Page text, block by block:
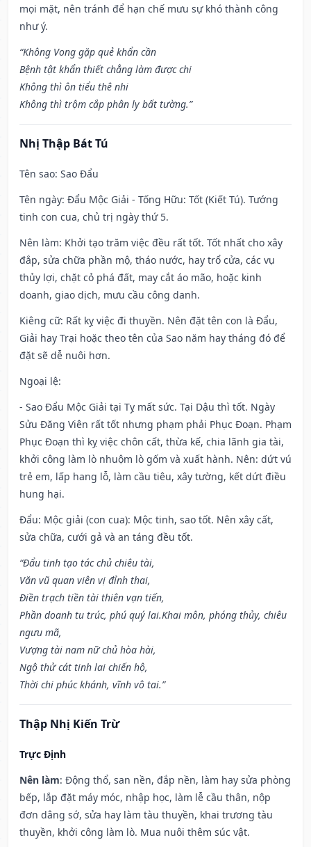
mọi mặt, nên tránh để hạn chế mưu sự khó thành công
như ý.
“Không Vong gặp quẻ khẩn cần
Bệnh tật khẩn thiết chẳng làm được chi
Không thì ôn tiểu thê nhi
Không thì trộm cắp phân ly bất tường.”
Nhị Thập Bát Tú
Tên sao: Sao Đẩu
Tên ngày: Đẩu Mộc Giải - Tống Hữu: Tốt (Kiết Tú). Tướng
tinh con cua, chủ trị ngày thứ 5.
Nên làm: Khởi tạo trăm việc đều rất tốt. Tốt nhất cho xây
đắp, sửa chữa phần mộ, tháo nước, hay trổ cửa, các vụ
thủy lợi, chặt cỏ phá đất, may cắt áo mão, hoặc kinh
doanh, giao dịch, mưu cầu công danh.
Kiêng cữ: Rất kỵ việc đi thuyền. Nên đặt tên con là Đẩu,
Giải hay Trại hoặc theo tên của Sao năm hay tháng đó để
đặt sẽ dễ nuôi hơn.
Ngoại lệ:
- Sao Đẩu Mộc Giải tại Tỵ mất sức. Tại Dậu thì tốt. Ngày
Sửu Đăng Viên rất tốt nhưng phạm phải Phục Đoạn. Phạm
Phục Đoạn thì kỵ việc chôn cất, thừa kế, chia lãnh gia tài,
khởi công làm lò nhuộm lò gốm và xuất hành. Nên: dứt vú
trẻ em, lấp hang lỗ, làm cầu tiêu, xây tường, kết dứt điều
hung hại.
Đẩu: Mộc giải (con cua): Mộc tinh, sao tốt. Nên xây cất,
sửa chữa, cưới gả và an táng đều tốt.
“Đẩu tinh tạo tác chủ chiêu tài,
Văn vũ quan viên vị đỉnh thai,
Điền trạch tiền tài thiên vạn tiến,
Phần doanh tu trúc, phú quý lai.Khai môn, phóng thủy, chiêu
ngưu mã,
Vượng tài nam nữ chủ hòa hài,
Ngộ thử cát tinh lai chiến hộ,
Thời chi phúc khánh, vĩnh vô tai.”
Thập Nhị Kiến Trừ
Trực Định
Nên làm: Động thổ, san nền, đắp nền, làm hay sửa phòng
bếp, lắp đặt máy móc, nhập học, làm lễ cầu thân, nộp
đơn dâng sớ, sửa hay làm tàu thuyền, khai trương tàu
thuyền, khởi công làm lò. Mua nuôi thêm súc vật.